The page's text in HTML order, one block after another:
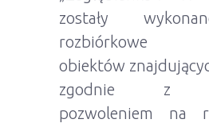
zostały
rozbiórkowe
obiektów
zgodnie z
pozwoleniem na